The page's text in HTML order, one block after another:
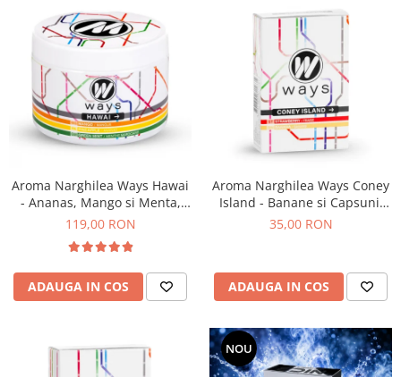
Aroma Narghilea Ways Hawai
- Ananas, Mango si Menta,
200gr
119,00 RON
ADAUGA IN COS
Aroma Narghilea Ways Coney
Island - Banane si Capsuni,
50gr
35,00 RON
ADAUGA IN COS
NOU